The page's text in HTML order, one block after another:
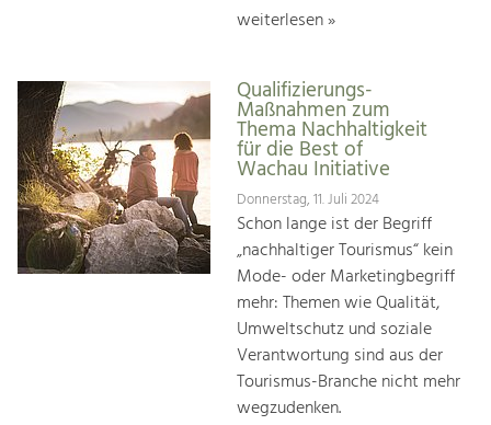
weiterlesen »
Qualifizierungs-
Maßnahmen zum
Thema Nachhaltigkeit
für die Best of
Wachau Initiative
Donnerstag, 11. Juli 2024
Schon lange ist der Begriff
„nachhaltiger Tourismus“ kein
Mode- oder Marketingbegriff
mehr: Themen wie Qualität,
Umweltschutz und soziale
Verantwortung sind aus der
Tourismus-Branche nicht mehr
wegzudenken.